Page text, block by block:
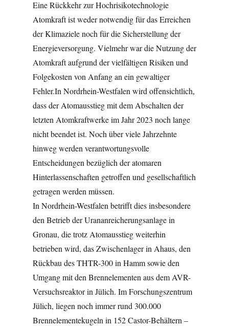
Eine Rückkehr zur Hochrisikotechnologie
Atomkraft ist weder notwendig für das Erreichen
der Klimaziele noch für die Sicherstellung der
Energieversorgung. Vielmehr war die Nutzung der
Atomkraft aufgrund der vielfältigen Risiken und
Folgekosten von Anfang an ein gewaltiger
Fehler.In Nordrhein-Westfalen wird offensichtlich,
dass der Atomausstieg mit dem Abschalten der
letzten Atomkraftwerke im Jahr 2023 noch lange
nicht beendet ist. Noch über viele Jahrzehnte
hinweg werden verantwortungsvolle
Entscheidungen bezüglich der atomaren
Hinterlassenschaften getroffen und gesellschaftlich
getragen werden müssen.
In Nordrhein-Westfalen betrifft dies insbesondere
den Betrieb der Urananreicherungsanlage in
Gronau, die trotz Atomausstieg weiterhin
betrieben wird, das Zwischenlager in Ahaus, den
Rückbau des THTR-300 in Hamm sowie den
Umgang mit den Brennelementen aus dem AVR-
Versuchsreaktor in Jülich. Im Forschungszentrum
Jülich, liegen noch immer rund 300.000
Brennelementekugeln in 152 Castor-Behältern –